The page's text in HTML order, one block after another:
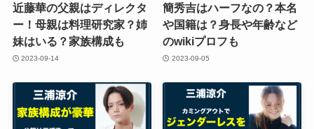
近藤華の父親はディレクタ
ー！母親は料理研究家？姉
妹はいる？家族構成も
2023-09-14
簡秀吉はハーフなの？本名
や国籍は？身長や年齢など
のwikiプロフも
2023-09-05